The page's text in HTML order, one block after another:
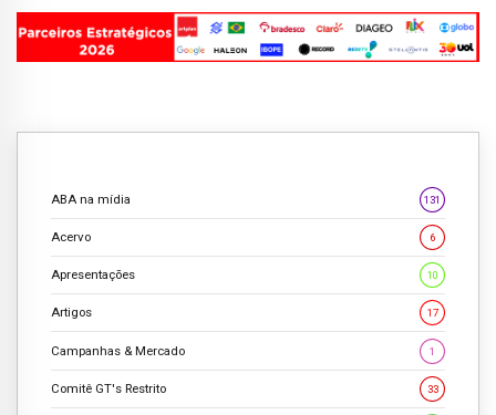
ABA na mídia 131
Acervo 6
Apresentações 10
Artigos 17
Campanhas & Mercado 1
Comitê GT's Restrito 33